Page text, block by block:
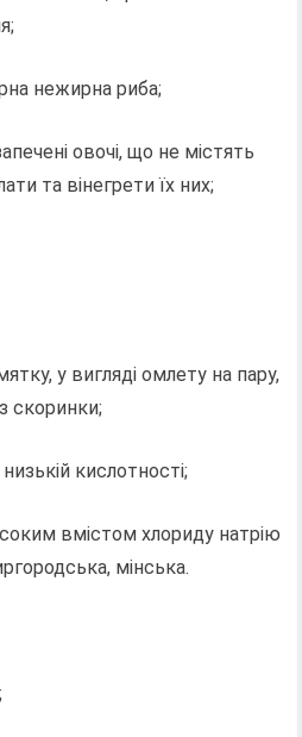
нежирна риба;
овочі, що не містять
та вінегрети їх них;
у вигляді омлету на пару,
скоринки;
кислотності;
вмістом хлориду натрію
мінська.